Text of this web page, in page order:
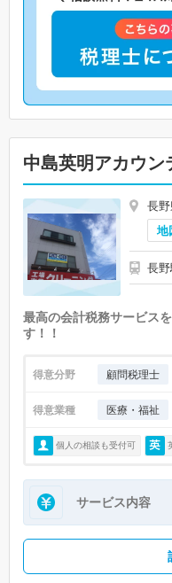
中島英明アカウン
長
地
長野
最高の会計税務サービス
す！！
得意分野 顧問税理士
得意業種 医療・福祉
個人の相談も受付可
サービス内容